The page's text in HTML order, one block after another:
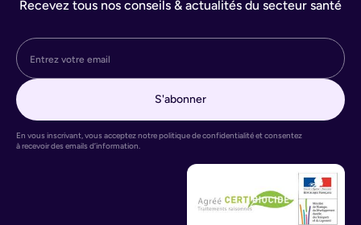
Recevez tous nos conseils & actualités du secteur santé
En vous inscrivant, vous acceptez notre politique de confidentialité et consentez
à recevoir des emails d’information.